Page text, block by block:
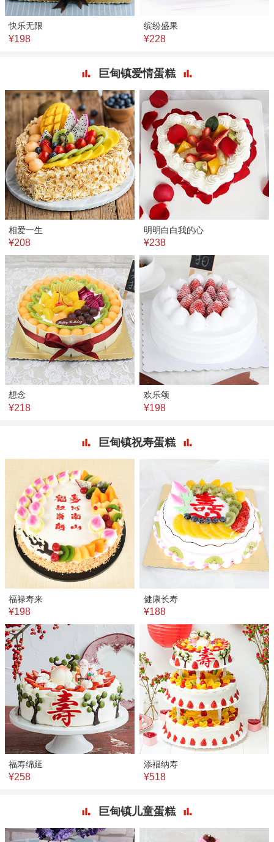
快乐无限
¥198
缤纷盛果
¥228
巨甸镇爱情蛋糕
相爱一生
¥208
明明白白我的心
¥238
想念
¥218
欢乐颂
¥198
巨甸镇祝寿蛋糕
福禄寿来
¥198
健康长寿
¥188
福寿绵延
¥258
添褔纳寿
¥518
巨甸镇儿童蛋糕